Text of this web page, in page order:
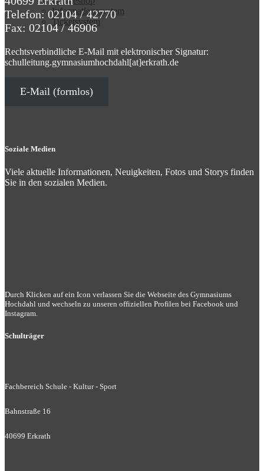
Infor­ma­ti­ons­sy­stem
Ticket­sy­stem
Telefon: 02104 / 42770
Fax: 02104 / 46906
Rechtsverbindliche E-Mail mit elektronischer Signatur:
schulleitung.gymnasiumhochdahl[at]erkrath.de
E-Mail (formlos)
Soziale Medien
Viele aktuelle Informationen, Neuigkeiten, Fotos und Storys finden
Sie in den sozialen Medien.
Durch Klicken auf ein Icon verlassen Sie die Webseite des Gymnasiums
Hochdahl und wechseln zu unseren offiziellen Profilen bei Facebook und
Instagram.
Schulträger
Fachbereich Schule - Kultur - Sport
Bahnstraße 16
40699 Erkrath